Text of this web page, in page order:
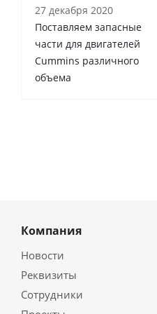
27 декабря 2020
Поставляем запасные
части для двигателей
Cummins различного
объема
Компания
Новости
Реквизиты
Сотрудники